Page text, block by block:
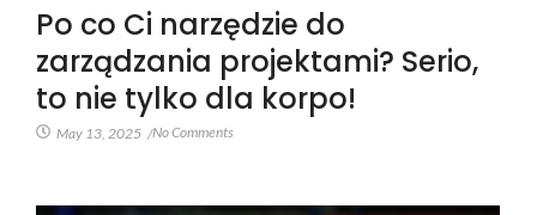
Po co Ci narzędzie do
zarządzania projektami? Serio,
to nie tylko dla korpo!
May 13, 2025 /No Comments